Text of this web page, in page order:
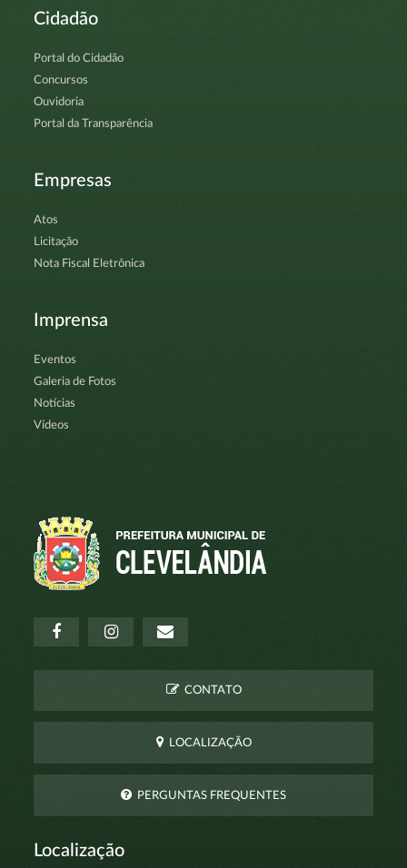
Cidadão
Portal do Cidadão
Concursos
Ouvidoria
Portal da Transparência
Empresas
Atos
Licitação
Nota Fiscal Eletrônica
Imprensa
Eventos
Galeria de Fotos
Notícias
Vídeos
CONTATO
LOCALIZAÇÃO
PERGUNTAS FREQUENTES
Localização